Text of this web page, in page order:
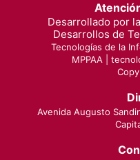
Desarrollado por
Desarrollos de
Tecnologías de la
MPPAA |
Avenida Augusto